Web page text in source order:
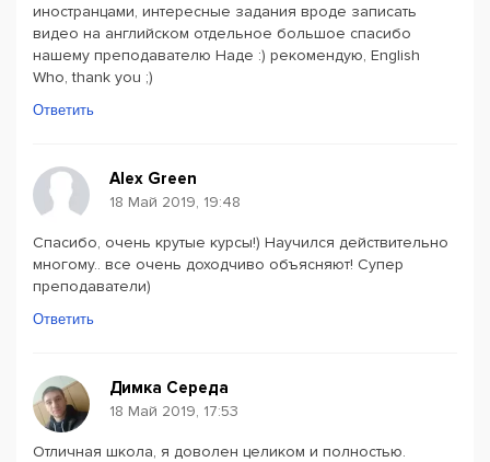
иностранцами, интересные задания вроде записать
видео на английском отдельное большое спасибо
нашему преподавателю Наде :) рекомендую, English
Who, thank you ;)
Ответить
Alex Green
18 Май 2019, 19:48
Спасибо, очень крутые курсы!) Научился действительно
многому.. все очень доходчиво объясняют! Супер
преподаватели)
Ответить
Димка Середа
18 Май 2019, 17:53
Отличная школа, я доволен целиком и полностью.